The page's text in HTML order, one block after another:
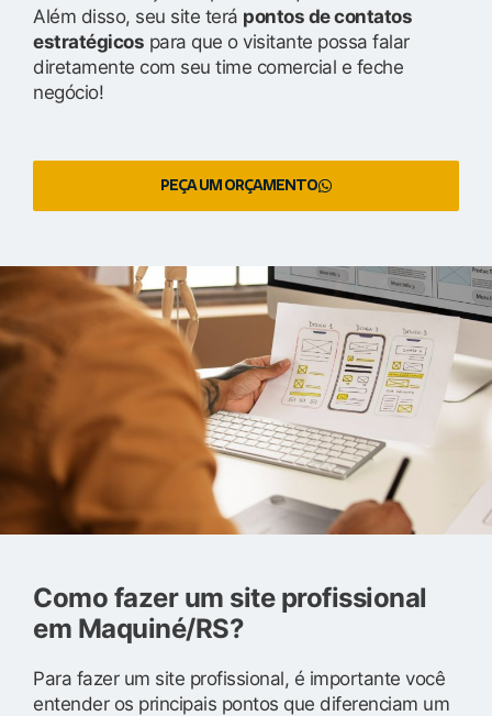
Além disso, seu site terá pontos de contatos
estratégicos para que o visitante possa falar
diretamente com seu time comercial e feche
negócio!
PEÇA UM ORÇAMENTO
Como fazer um site profissional
em Maquiné/RS?
Para fazer um site profissional, é importante você
entender os principais pontos que diferenciam um